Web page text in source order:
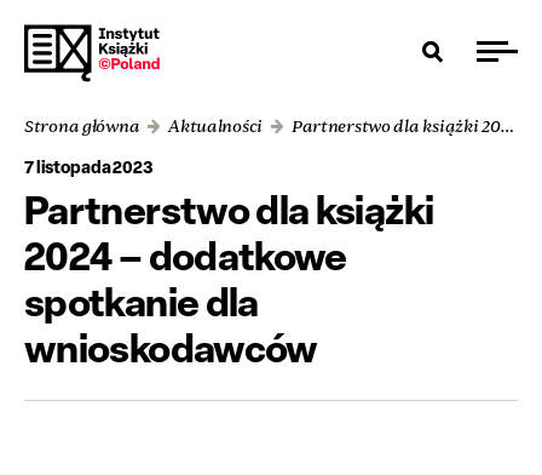
Strona główna Aktualności Partnerstwo dla książki 2024 – dodatkowe spotkanie dla wnioskodawców
7 listopada 2023
Partnerstwo dla książki
2024 – dodatkowe
spotkanie dla
wnioskodawców